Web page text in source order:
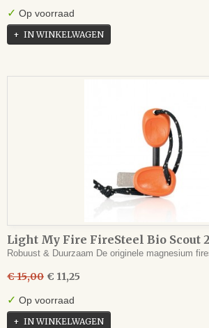
✓ Op voorraad
IN WINKELWAGEN
Light My Fire FireSteel Bio Scout
Orange
Robuust & Duurzaam De originele magnesium
€ 15,00 € 11,25
✓ Op voorraad
IN WINKELWAGEN